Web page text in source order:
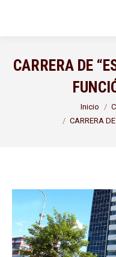
CARRERA DE
Inicio
CARRERA